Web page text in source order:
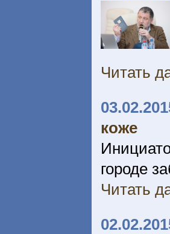
Читать
коже
городе
Читать